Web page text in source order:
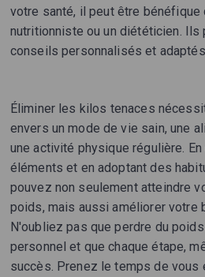
votre santé, il peut être bénéfique
nutritionniste ou un diététicien. Ils
conseils personnalisés et
Éliminer les kilos tenaces
envers un mode de vie sain, une
une activité physique régulière.
éléments et en adoptant des
pouvez non seulement atteindre
poids, mais aussi améliorer votre
N'oubliez pas que perdre du
personnel et que chaque étape,
succès. Prenez le temps de vous